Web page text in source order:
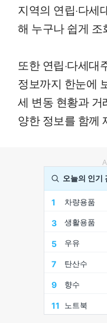
지역의 연립·다세
해 누구나 쉽게
또한 연립·다세대
정보까지 한눈에
세 변동 현황과 거
양한 정보를 함께